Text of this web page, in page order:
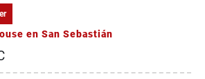
en San Sebastián